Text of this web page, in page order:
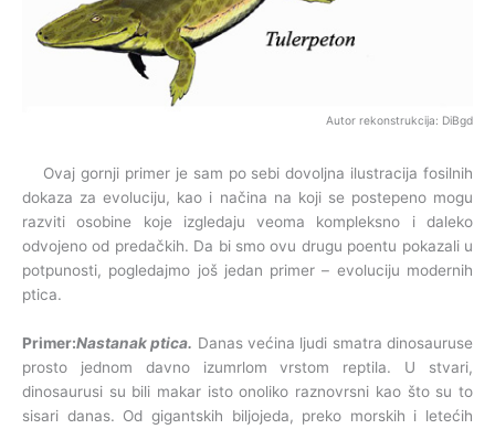
Autor rekonstrukcija: DiBgd
Ovaj gornji primer je sam po sebi dovoljna ilustracija fosilnih
dokaza za evoluciju, kao i načina na koji se postepeno mogu
razviti osobine koje izgledaju veoma kompleksno i daleko
odvojeno od predačkih. Da bi smo ovu drugu poentu pokazali u
potpunosti, pogledajmo još jedan primer – evoluciju modernih
ptica.
Primer:Nastanak ptica. Danas većina ljudi smatra dinosauruse
prosto jednom davno izumrlom vrstom reptila. U stvari,
dinosaurusi su bili makar isto onoliko raznovrsni kao što su to
sisari danas. Od gigantskih biljojeda, preko morskih i letećih